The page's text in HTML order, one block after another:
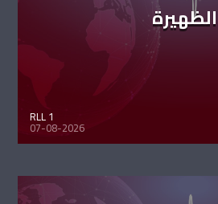
الظهيرة
RLL 1
07-08-2026